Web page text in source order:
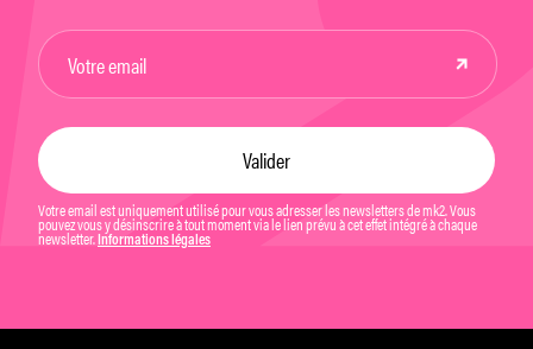
Votre email est uniquement utilisé pour vous adresser les newsletters de mk2. Vous
pouvez vous y désinscrire à tout moment via le lien prévu à cet effet intégré à chaque
newsletter. Informations légales